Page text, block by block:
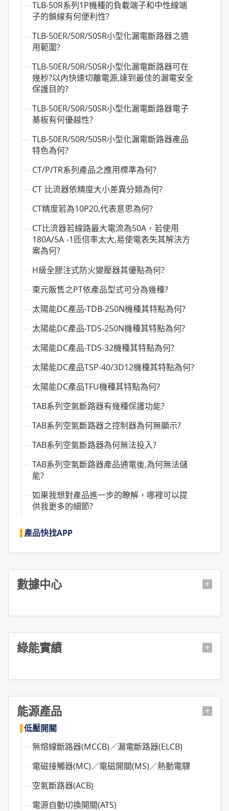
TLB-50R系列1P機種的負載端子和中性線端
子的鎖線有何便利性?
TLB-50ER/50R/50SR小型化漏電斷路器之適
用範圍?
TLB-50ER/50R/50SR小型化漏電斷路器可在
幾秒?以內快速切離電源,達到最佳的漏電安全
保護目的?
TLB-50ER/50R/50SR小型化漏電斷路器電子
基板有何優越性?
TLB-50ER/50R/50SR小型化漏電斷路器產品
特色為何?
CT/P/TR系列產品之應用標準為何?
CT 比流器依精度大小差異分類為何?
CT精度若為10P20,代表意思為何?
CT比流器若線路最大電流為50A，若使用
180A/5A -1匝倍率太大,易使電表失其解決方
案為何?
H級全膠注式防火變壓器其優點為何?
東元販售之PT依產品型式可分為幾種?
太陽能DC產品-TDB-250N機種其特點為何?
太陽能DC產品-TDS-250N機種其特點為何?
太陽能DC產品-TDS-32機種其特點為何?
太陽能DC產品TSP-40/3D12機種其特點為何?
太陽能DC產品TFU機種其特點為何?
TAB系列空氣斷路器有幾種保護功能?
TAB系列空氣斷路器之控制器為何無顯示?
TAB系列空氣斷路器為何無法投入?
TAB系列空氣斷路器產品通電後,為何無法儲
能?
如果我想對產品進一步的瞭解，哪裡可以提
供我更多的細節?
產品快找APP
數據中心 +
綠能實績 +
能源產品
+
低壓開關
無熔線斷路器(MCCB)／漏電斷路器(ELCB)
電磁接觸器(MC)／電磁開關(MS)／熱動電驛
空氣斷路器(ACB)
電源自動切換開關(ATS)